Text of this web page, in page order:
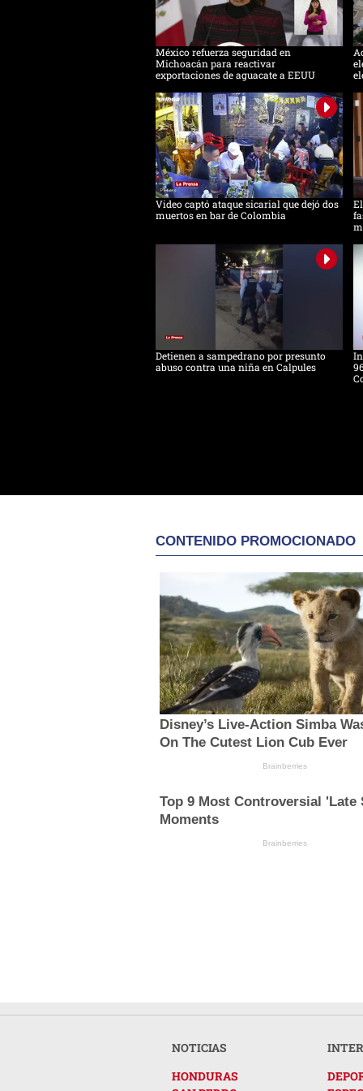
México refuerza seguridad en
Michoacán para reactivar
exportaciones de aguacate a EEUU
Video captó ataque sicarial que dejó dos
muertos en bar de Colombia
Detienen a sampedrano por presunto
abuso contra una niña en Calpules
CONTENIDO PROMOCIONADO
Disney’s Live-Action Simba
On The Cutest Lion Cub Ever
Brainberries
Top 9 Most Controversial 'Late
Moments
Brainberries
NOTICIAS
HONDURAS